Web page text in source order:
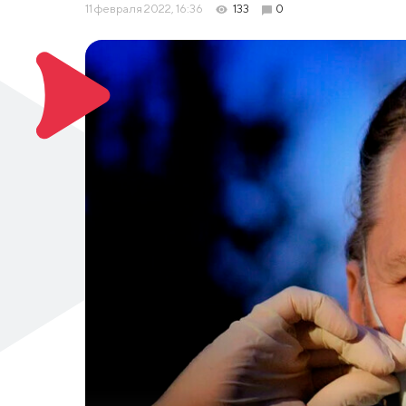
11 февраля 2022, 16:36 133 0